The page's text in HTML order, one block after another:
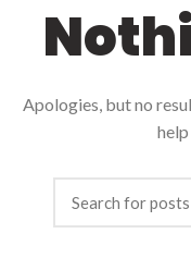
Apologies, but no